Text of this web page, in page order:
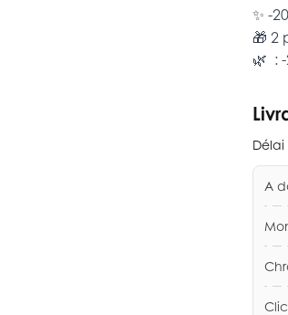
✨ -
🎁 2
🌿 :
Délai
A